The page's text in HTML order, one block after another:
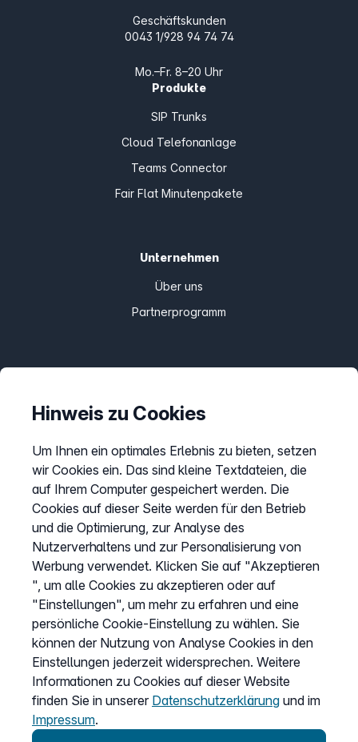
Geschäftskunden
0043 1/928 94 74 74
Mo.–Fr. 8–20 Uhr
Produkte
SIP Trunks
Cloud Telefonanlage
Teams Connector
Fair Flat Minutenpakete
Unternehmen
Über uns
Partnerprogramm
Preise
AGB
Datenschutz
Impressum
Cookies anpassen
Service
Hilfecenter
Wissen
Kündigung
my.easybell
Hinweis zu Cookies
Um Ihnen ein optimales Erlebnis zu bieten, setzen
wir Cookies ein. Das sind kleine Textdateien, die
auf Ihrem Computer gespeichert werden. Die
Cookies auf dieser Seite werden für den Betrieb
und die Optimierung, zur Analyse des
Nutzerverhaltens und zur Personalisierung von
Werbung verwendet. Klicken Sie auf "Akzeptieren
", um alle Cookies zu akzeptieren oder auf
"Einstellungen", um mehr zu erfahren und eine
persönliche Cookie-Einstellung zu wählen. Sie
können der Nutzung von Analyse Cookies in den
Einstellungen jederzeit widersprechen. Weitere
Informationen zu Cookies auf dieser Website
finden Sie in unserer Datenschutzerklärung und im
Impressum.